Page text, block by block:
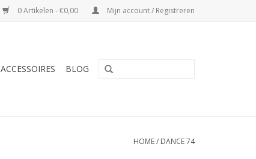
0 Artikelen - €0,00 Mijn account / Registreren
ACCESSOIRES BLOG
HOME/ DANCE 74